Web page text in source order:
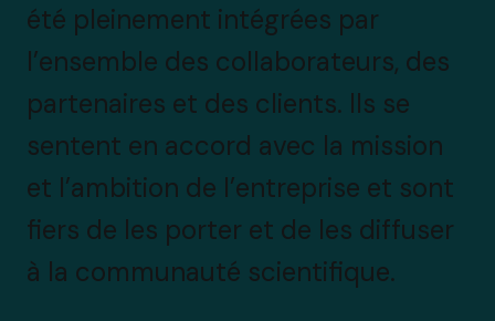
été pleinement intégrées par
l’ensemble des collaborateurs, des
partenaires et des clients. Ils se
sentent en accord avec la mission
et l’ambition de l’entreprise et sont
fiers de les porter et de les diffuser
à la communauté scientifique.